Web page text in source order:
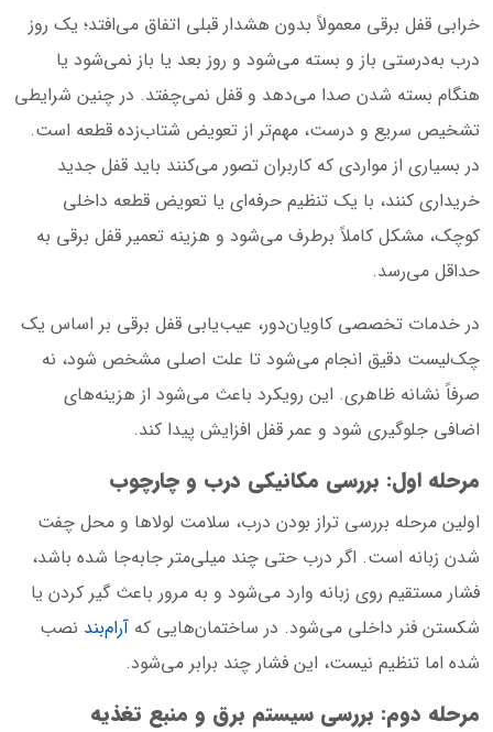
خرابی قفل برقی معمولاً بدون هشدار قبلی اتفاق می‌افتد؛ یک روز
درب به‌درستی باز و بسته می‌شود و روز بعد یا باز نمی‌شود یا
هنگام بسته شدن صدا می‌دهد و قفل نمی‌چفتد. در چنین شرایطی
تشخیص سریع و درست، مهم‌تر از تعویض شتاب‌زده قطعه است.
در بسیاری از مواردی که کاربران تصور می‌کنند باید قفل جدید
خریداری کنند، با یک تنظیم حرفه‌ای یا تعویض قطعه داخلی
کوچک، مشکل کاملاً برطرف می‌شود و هزینه تعمیر قفل برقی به
حداقل می‌رسد.
در خدمات تخصصی کاویان‌دور، عیب‌یابی قفل برقی بر اساس یک
چک‌لیست دقیق انجام می‌شود تا علت اصلی مشخص شود، نه
صرفاً نشانه ظاهری. این رویکرد باعث می‌شود از هزینه‌های
اضافی جلوگیری شود و عمر قفل افزایش پیدا کند.
مرحله اول: بررسی مکانیکی درب و چارچوب
اولین مرحله بررسی تراز بودن درب، سلامت لولاها و محل چفت
شدن زبانه است. اگر درب حتی چند میلی‌متر جابه‌جا شده باشد،
فشار مستقیم روی زبانه وارد می‌شود و به مرور باعث گیر کردن یا
شکستن فنر داخلی می‌شود. در ساختمان‌هایی که آرام‌بند نصب
شده اما تنظیم نیست، این فشار چند برابر می‌شود.
مرحله دوم: بررسی سیستم برق و منبع تغذیه